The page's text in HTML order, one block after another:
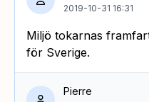
2019-10-31 16:31
Miljö tokarnas
för Sverige.
Pierre